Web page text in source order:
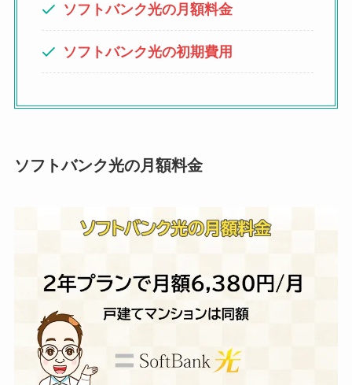
ソフトバンク光の月額料金
ソフトバンク光の初期費用
ソフトバンク光の月額料金